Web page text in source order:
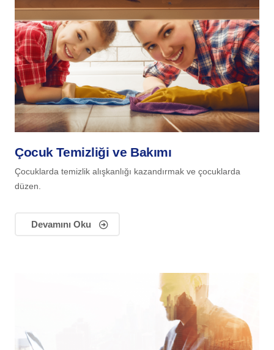
Çocuk Temizliği ve Bakımı
Çocuklarda temizlik alışkanlığı kazandırmak ve çocuklarda
düzen.
Devamını Oku